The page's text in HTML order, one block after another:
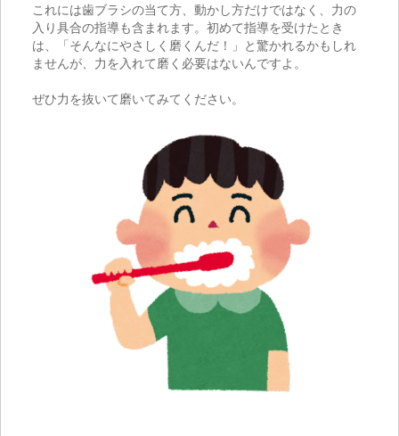
これには歯ブラシの当て方、動かし方だけではなく、力の
入り具合の指導も含まれます。初めて指導を受けたとき
は、「そんなにやさしく磨くんだ！」と驚かれるかもしれ
ませんが、力を入れて磨く必要はないんですよ。
ぜひ力を抜いて磨いてみてください。